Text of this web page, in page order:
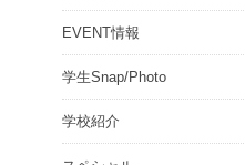
EVENT情報
学生Snap/Photo
学校紹介